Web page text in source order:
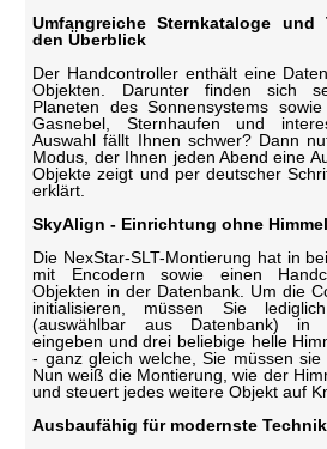
Umfangreiche Sternkataloge und
den Überblick
Der Handcontroller enthält eine
Objekten. Darunter finden sich
Planeten des Sonnensystems
Gasnebel, Sternhaufen und
Auswahl fällt Ihnen schwer? Dann
Modus, der Ihnen jeden Abend eine
Objekte zeigt und per deutscher
erklärt.
SkyAlign - Einrichtung ohne
Die NexStar-SLT-Montierung hat in
mit Encodern sowie einen
Objekten in der Datenbank. Um die
initialisieren, müssen Sie
(auswählbar aus Datenbank) in
eingeben und drei beliebige helle
- ganz gleich welche, Sie müssen
Nun weiß die Montierung, wie der
und steuert jedes weitere Objekt auf
Ausbaufähig für modernste